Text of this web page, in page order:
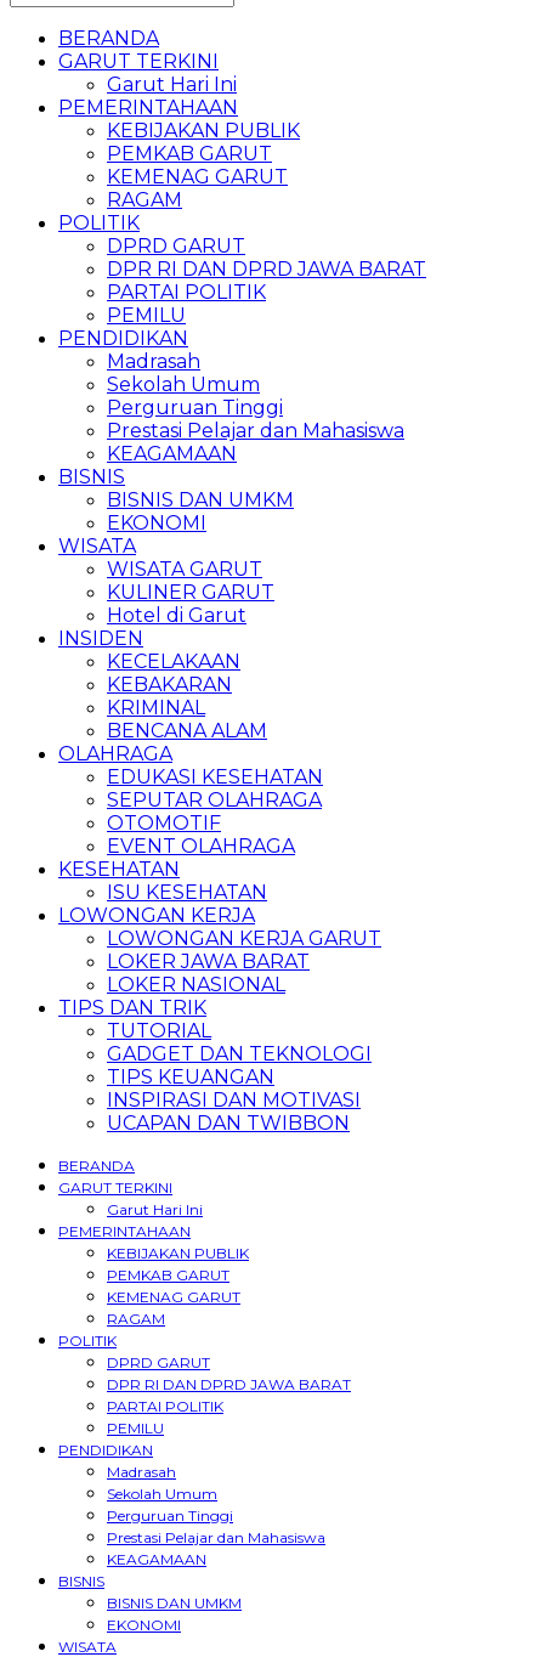
BERANDA
GARUT TERKINI
Garut Hari Ini
PEMERINTAHAAN
KEBIJAKAN PUBLIK
PEMKAB GARUT
KEMENAG GARUT
RAGAM
POLITIK
DPRD GARUT
DPR RI DAN DPRD JAWA BARAT
PARTAI POLITIK
PEMILU
PENDIDIKAN
Madrasah
Sekolah Umum
Perguruan Tinggi
Prestasi Pelajar dan Mahasiswa
KEAGAMAAN
BISNIS
BISNIS DAN UMKM
EKONOMI
WISATA
WISATA GARUT
KULINER GARUT
Hotel di Garut
INSIDEN
KECELAKAAN
KEBAKARAN
KRIMINAL
BENCANA ALAM
OLAHRAGA
EDUKASI KESEHATAN
SEPUTAR OLAHRAGA
OTOMOTIF
EVENT OLAHRAGA
KESEHATAN
ISU KESEHATAN
LOWONGAN KERJA
LOWONGAN KERJA GARUT
LOKER JAWA BARAT
LOKER NASIONAL
TIPS DAN TRIK
TUTORIAL
GADGET DAN TEKNOLOGI
TIPS KEUANGAN
INSPIRASI DAN MOTIVASI
UCAPAN DAN TWIBBON
BERANDA
GARUT TERKINI
Garut Hari Ini
PEMERINTAHAAN
KEBIJAKAN PUBLIK
PEMKAB GARUT
KEMENAG GARUT
RAGAM
POLITIK
DPRD GARUT
DPR RI DAN DPRD JAWA BARAT
PARTAI POLITIK
PEMILU
PENDIDIKAN
Madrasah
Sekolah Umum
Perguruan Tinggi
Prestasi Pelajar dan Mahasiswa
KEAGAMAAN
BISNIS
BISNIS DAN UMKM
EKONOMI
WISATA